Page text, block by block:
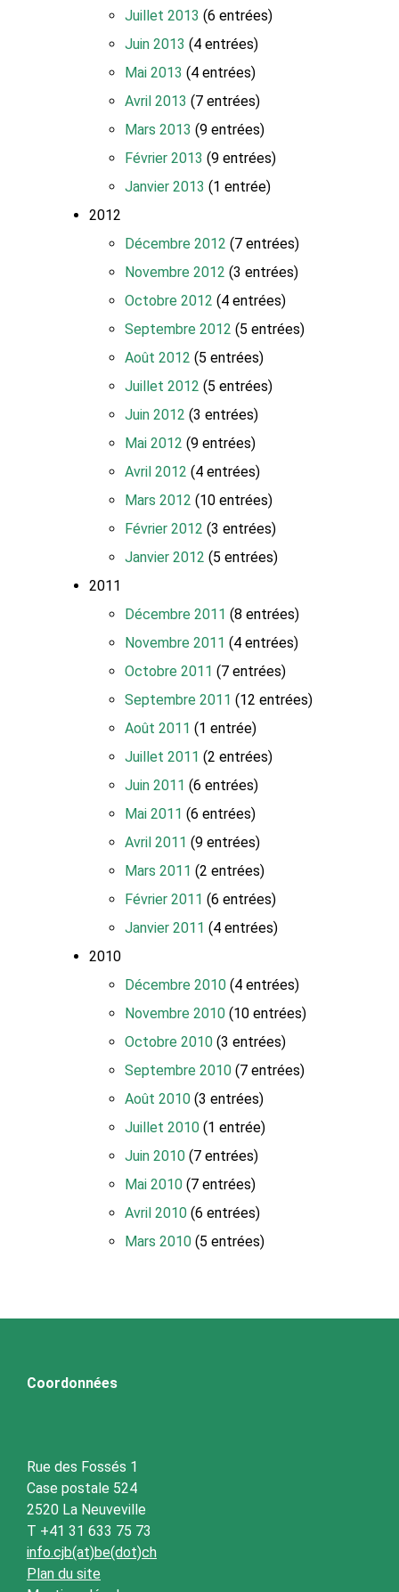
Juillet 2013 (6 entrées)
Juin 2013 (4 entrées)
Mai 2013 (4 entrées)
Avril 2013 (7 entrées)
Mars 2013 (9 entrées)
Février 2013 (9 entrées)
Janvier 2013 (1 entrée)
2012
Décembre 2012 (7 entrées)
Novembre 2012 (3 entrées)
Octobre 2012 (4 entrées)
Septembre 2012 (5 entrées)
Août 2012 (5 entrées)
Juillet 2012 (5 entrées)
Juin 2012 (3 entrées)
Mai 2012 (9 entrées)
Avril 2012 (4 entrées)
Mars 2012 (10 entrées)
Février 2012 (3 entrées)
Janvier 2012 (5 entrées)
2011
Décembre 2011 (8 entrées)
Novembre 2011 (4 entrées)
Octobre 2011 (7 entrées)
Septembre 2011 (12 entrées)
Août 2011 (1 entrée)
Juillet 2011 (2 entrées)
Juin 2011 (6 entrées)
Mai 2011 (6 entrées)
Avril 2011 (9 entrées)
Mars 2011 (2 entrées)
Février 2011 (6 entrées)
Janvier 2011 (4 entrées)
2010
Décembre 2010 (4 entrées)
Novembre 2010 (10 entrées)
Octobre 2010 (3 entrées)
Septembre 2010 (7 entrées)
Août 2010 (3 entrées)
Juillet 2010 (1 entrée)
Juin 2010 (7 entrées)
Mai 2010 (7 entrées)
Avril 2010 (6 entrées)
Mars 2010 (5 entrées)
Coordonnées
Rue des Fossés 1
Case postale 524
2520 La Neuveville
T +41 31 633 75 73
info.cjb(at)be(dot)ch
Plan du site